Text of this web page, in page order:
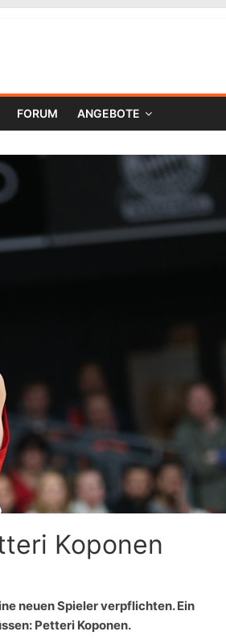
FORUM ANGEBOTE
Koponen
neuen Spieler verpflichten. Ein
Petteri Koponen.